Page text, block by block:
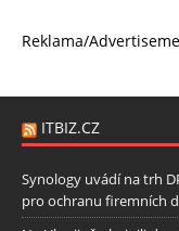
Reklama/
ITBIZ.CZ
Synology uvádí na trh
pro ochranu firemních